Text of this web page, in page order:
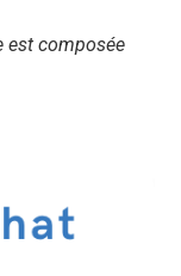
est composée